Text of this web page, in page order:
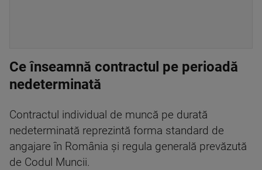
Ce înseamnă contractul pe perioadă
nedeterminată
Contractul individual de muncă pe durată
nedeterminată reprezintă forma standard de
angajare în România și regula generală prevăzută
de Codul Muncii.